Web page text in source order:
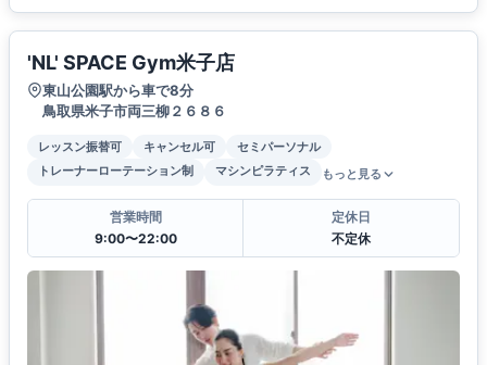
'NL' SPACE Gym米子店
東山公園駅から車で8分
鳥取県米子市両三柳２６８６
レッスン振替可 キャンセル可
セミパーソナル
トレーナーローテーション制
マシンピラティス もっと見る
営業時間
9:00〜22:00
定休日
不定休